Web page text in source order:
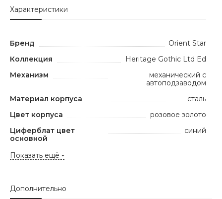
Характеристики
Бренд
Orient Star
Коллекция
Heritage Gothic Ltd Ed
Механизм
механический с
автоподзаводом
Материал корпуса
сталь
Цвет корпуса
розовое золото
Циферблат цвет
основной
синий
Показать ещё
Дополнительно